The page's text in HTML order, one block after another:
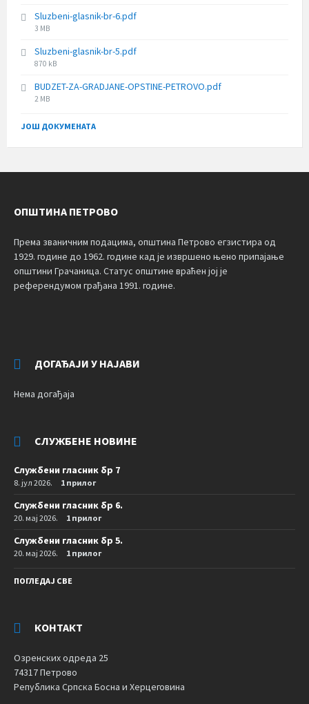
Sluzbeni-glasnik-br-6.pdf
File
3 MB
Sluzbeni-glasnik-br-5.pdf
File
870 kB
BUDZET-ZA-GRADJANE-OPSTINE-PETROVO.pdf
File
2 MB
ЈОШ ДОКУМЕНАТА
ОПШТИНА ПЕТРОВО
Према званичним подацима, општина Петрово егзистира од
1929. године до 1962. године кад је извршено њено припајање
општини Грачаница. Статус општине враћен јој је
референдумом грађана 1991. године.
ДОГАЂАЈИ У НАЈАВИ
Нема догађаја
СЛУЖБЕНЕ НОВИНЕ
Службени гласник бр 7
8. јул 2026. 1 прилог
Службени гласник бр 6.
20. мај 2026. 1 прилог
Службени гласник бр 5.
20. мај 2026. 1 прилог
ПОГЛЕДАЈ СВЕ
КОНТАКТ
Озренских одреда 25
74317 Петрово
Република Српска Босна и Херцеговина